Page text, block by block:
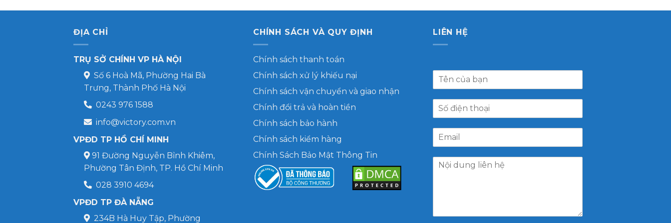
ĐỊA CHỈ
TRỤ SỞ CHÍNH VP HÀ NỘI
Số 6 Hoà Mã, Phường Hai Bà
Trưng, Thành Phố Hà Nội
0243 976 1588
info@victory.com.vn
VPĐD TP HỒ CHÍ MINH
91 Đường Nguyễn Bỉnh Khiêm,
Phường Tân Định, TP. Hồ Chí Minh
028 3910 4694
VPĐD TP ĐÀ NẴNG
234B Hà Huy Tập, Phường
CHÍNH SÁCH VÀ QUY ĐỊNH
Chính sách thanh toán
Chính sách xử lý khiếu nại
Chính sách vận chuyển và giao nhận
Chính đổi trả và hoàn tiền
Chính sách bảo hành
Chính sách kiểm hàng
Chính Sách Bảo Mật Thông Tin
LIÊN HỆ